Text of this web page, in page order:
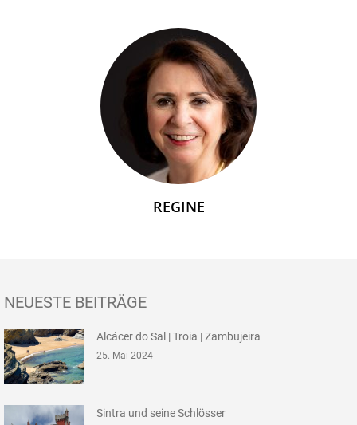
REGINE
NEUESTE BEITRÄGE
Alcácer do Sal | Troia | Zambujeira
25. Mai 2024
Sintra und seine Schlösser